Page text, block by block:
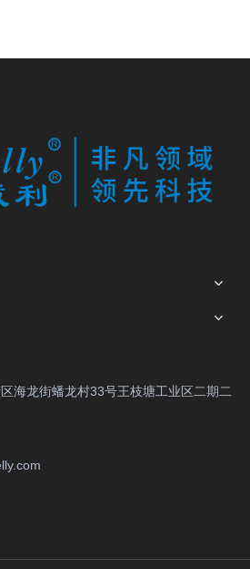
海龙街蟠龙村33号王枝塘工业区二期二